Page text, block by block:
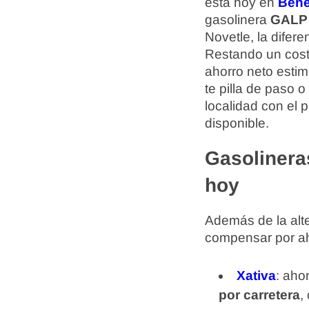
gasolinera GALP
Novetle, la
Restando un
ahorro neto
te pilla de paso
localidad con el
disponible.
hoy
Además de la
compensar por
Xativa:
por carretera,